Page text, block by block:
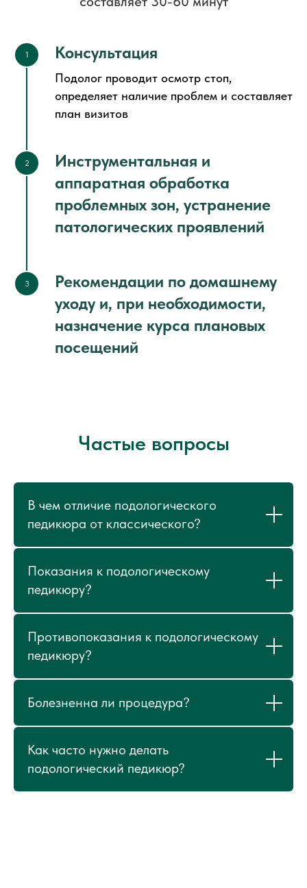
1 Консультация
Подолог проводит осмотр стоп,
определяет наличие проблем и составляет
план визитов
2
Инструментальная и
аппаратная обработка
проблемных зон, устранение
патологических проявлений
3
Рекомендации по домашнему
уходу и, при необходимости,
назначение курса плановых
посещений
Частые вопросы
В чем отличие подологического
педикюра от классического?
Показания к подологическому
педикюру?
Противопоказания к подологическому
педикюру?
Болезненна ли процедура?
Как часто нужно делать
подологический педикюр?